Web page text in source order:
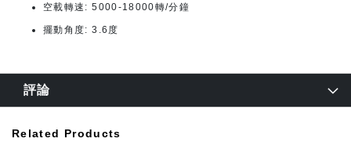
空載轉速: 5000-18000轉/分鐘
擺動角度: 3.6度
評論
Related Products